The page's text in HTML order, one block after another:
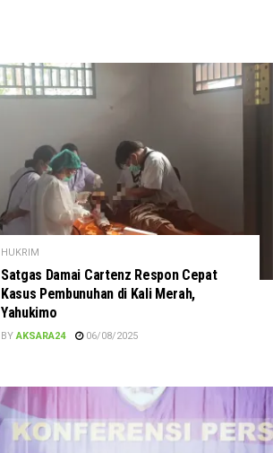
HUKRIM
Satgas Damai Cartenz Respon Cepat
Kasus Pembunuhan di Kali Merah,
Yahukimo
BY AKSARA24 06/08/2025